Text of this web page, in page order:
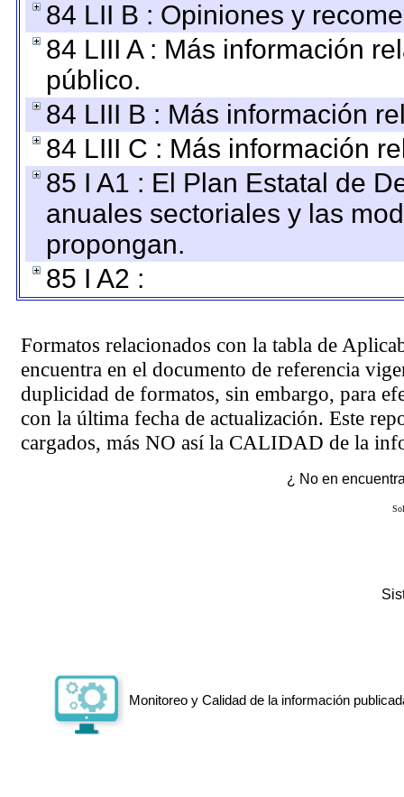
84 LII B : Opiniones y
84 LIII A : Más información
público.
84 LIII B : Más información
84 LIII C : Más información
85 I A1 : El Plan Estatal de
anuales sectoriales y las
propongan.
85 I A2 :
Formatos relacionados con la tabla de
encuentra en el documento de referencia
duplicidad de formatos, sin embargo, para
con la última fecha de actualización. Este
cargados, más NO así la CALIDAD de la
¿ No en
Monitoreo y Calidad de la información